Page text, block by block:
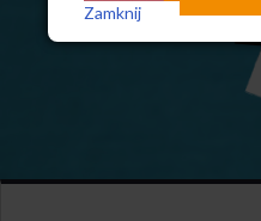
Zamknij